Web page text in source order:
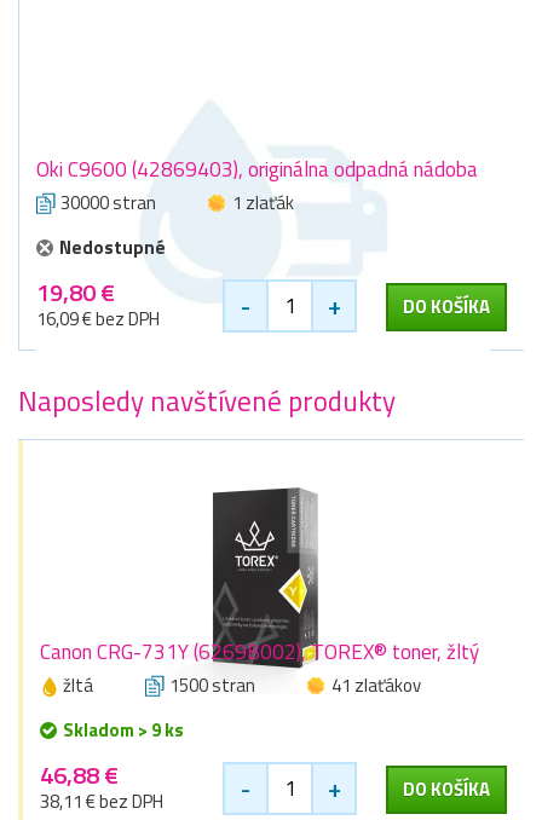
Oki C9600 (42869403), originálna odpadná nádoba
30000 stran
1 zlaťák
Nedostupné
19,80 €
16,09 € bez DPH - + DO KOŠÍKA
Naposledy navštívené produkty
Canon CRG-731Y (6269B002), TOREX® toner, žltý
žltá 1500 stran
41 zlaťákov
Skladom > 9 ks
46,88 €
38,11 € bez DPH - + DO KOŠÍKA